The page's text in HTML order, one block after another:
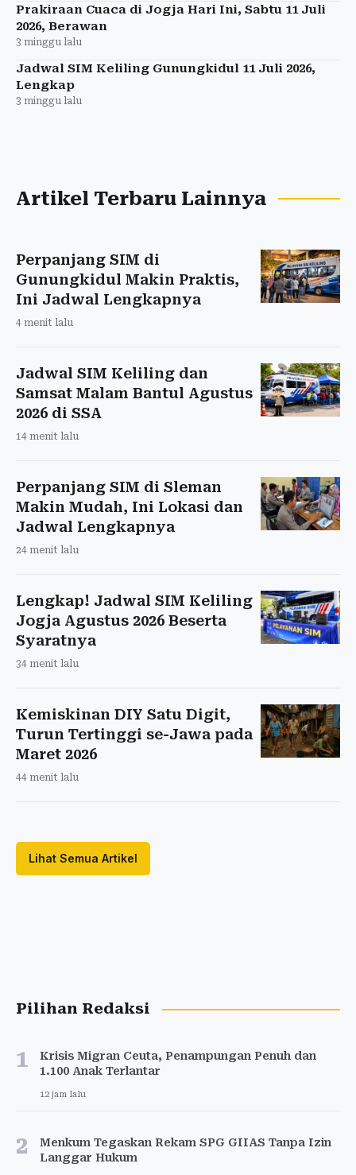
Prakiraan Cuaca di Jogja Hari Ini, Sabtu 11 Juli
2026, Berawan
3 minggu lalu
Jadwal SIM Keliling Gunungkidul 11 Juli 2026,
Lengkap
3 minggu lalu
Artikel Terbaru Lainnya
Perpanjang SIM di
Gunungkidul Makin Praktis,
Ini Jadwal Lengkapnya
4 menit lalu
Jadwal SIM Keliling dan
Samsat Malam Bantul Agustus
2026 di SSA
14 menit lalu
Perpanjang SIM di Sleman
Makin Mudah, Ini Lokasi dan
Jadwal Lengkapnya
24 menit lalu
Lengkap! Jadwal SIM Keliling
Jogja Agustus 2026 Beserta
Syaratnya
34 menit lalu
Kemiskinan DIY Satu Digit,
Turun Tertinggi se-Jawa pada
Maret 2026
44 menit lalu
Lihat Semua Artikel
Pilihan Redaksi
1
Krisis Migran Ceuta, Penampungan Penuh dan
1.100 Anak Terlantar
12 jam lalu
2
Menkum Tegaskan Rekam SPG GIIAS Tanpa Izin
Langgar Hukum